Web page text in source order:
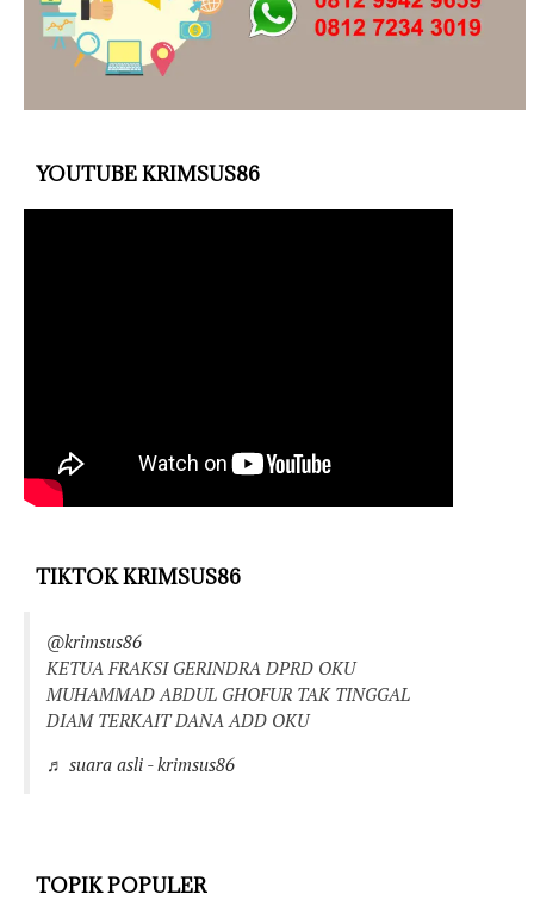
YOUTUBE KRIMSUS86
TIKTOK KRIMSUS86
@krimsus86
KETUA FRAKSI GERINDRA DPRD OKU
MUHAMMAD ABDUL GHOFUR TAK TINGGAL
DIAM TERKAIT DANA ADD OKU
♬ suara asli - krimsus86
TOPIK POPULER